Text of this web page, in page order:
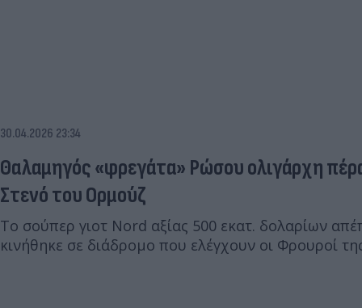
30.04.2026 23:34
Θαλαμηγός «φρεγάτα» Ρώσου ολιγάρχη
Στενό του Ορμούζ
Το σούπερ γιοτ Nord αξίας 500 εκατ. δολαρίων
κινήθηκε σε διάδρομο που ελέγχουν οι Φρουροί